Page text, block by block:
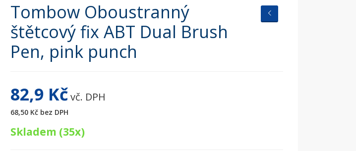
Tombow Oboustranný
štětcový fix ABT Dual Brush
Pen, pink punch
82,9 Kčvč. DPH
68,50 Kč bez DPH
Skladem (35x)